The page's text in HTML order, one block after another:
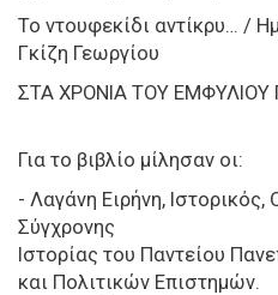
Το ντουφεκίδι αντίκρυ… /
Γκίζη Γεωργίου
ΣΤΑ ΧΡΟΝΙΑ ΤΟΥ
Για το βιβλίο μίλησαν οι:
- Λαγάνη Ειρήνη, Ιστορικός,
Σύγχρονης
Ιστορίας του Παντείου
και Πολιτικών Επιστημών.